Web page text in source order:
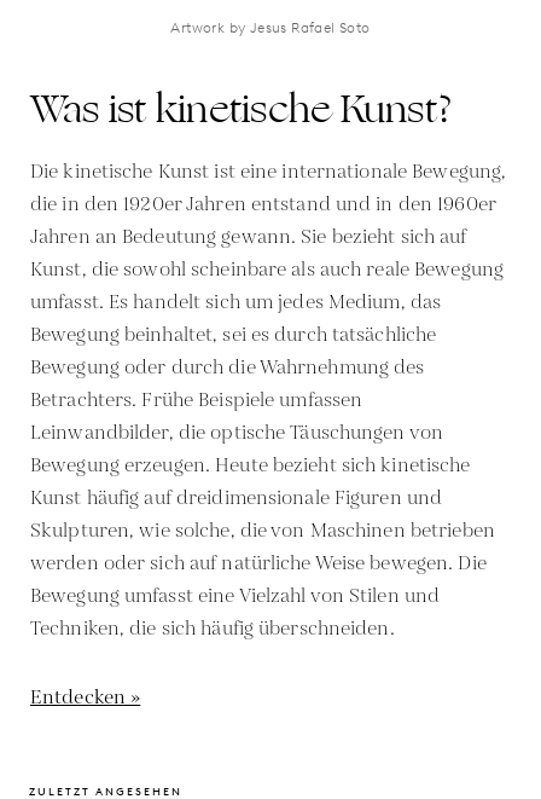
Artwork by Jesus Rafael Soto
Was ist kinetische Kunst?
Die kinetische Kunst ist eine internationale Bewegung,
die in den 1920er Jahren entstand und in den 1960er
Jahren an Bedeutung gewann. Sie bezieht sich auf
Kunst, die sowohl scheinbare als auch reale Bewegung
umfasst. Es handelt sich um jedes Medium, das
Bewegung beinhaltet, sei es durch tatsächliche
Bewegung oder durch die Wahrnehmung des
Betrachters. Frühe Beispiele umfassen
Leinwandbilder, die optische Täuschungen von
Bewegung erzeugen. Heute bezieht sich kinetische
Kunst häufig auf dreidimensionale Figuren und
Skulpturen, wie solche, die von Maschinen betrieben
werden oder sich auf natürliche Weise bewegen. Die
Bewegung umfasst eine Vielzahl von Stilen und
Techniken, die sich häufig überschneiden.
Entdecken »
ZULETZT ANGESEHEN